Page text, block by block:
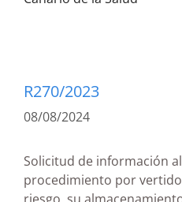
R270/2023
08/08/2024
Solicitud de información
procedimiento por